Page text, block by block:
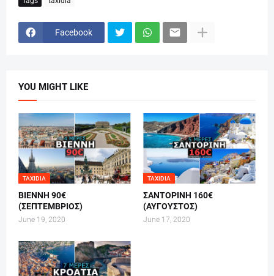
Facebook
YOU MIGHT LIKE
TAXIDIA
ΒΙΕΝΝΗ 90€
(ΣΕΠΤΕΜΒΡΙΟΣ)
June 19, 2020
TAXIDIA
ΣΑΝΤΟΡΙΝΗ 160€
(ΑΥΓΟΥΣΤΟΣ)
June 17, 2020